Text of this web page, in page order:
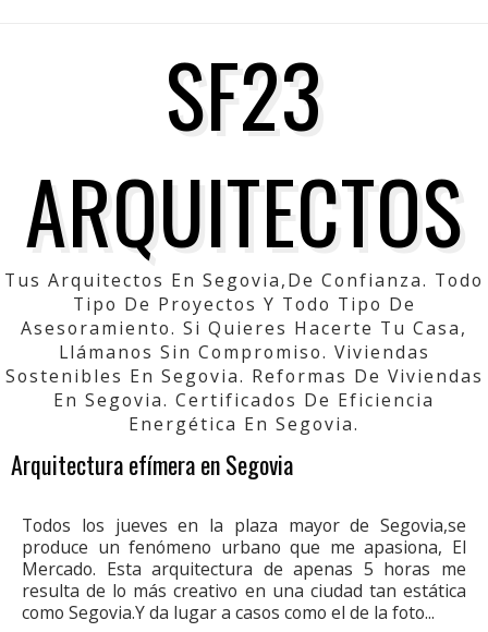
SF23
ARQUITECTOS
Tus Arquitectos En Segovia,de Confianza. Todo
Tipo De Proyectos Y Todo Tipo De
Asesoramiento. Si Quieres Hacerte Tu Casa,
Llámanos Sin Compromiso. Viviendas
Sostenibles En Segovia. Reformas De Viviendas
En Segovia. Certificados De Eficiencia
Energética En Segovia.
Arquitectura efímera en Segovia
Todos los jueves en la plaza mayor de Segovia,se
produce un fenómeno urbano que me apasiona, El
Mercado. Esta arquitectura de apenas 5 horas me
resulta de lo más creativo en una ciudad tan estática
como Segovia.Y da lugar a casos como el de la foto...